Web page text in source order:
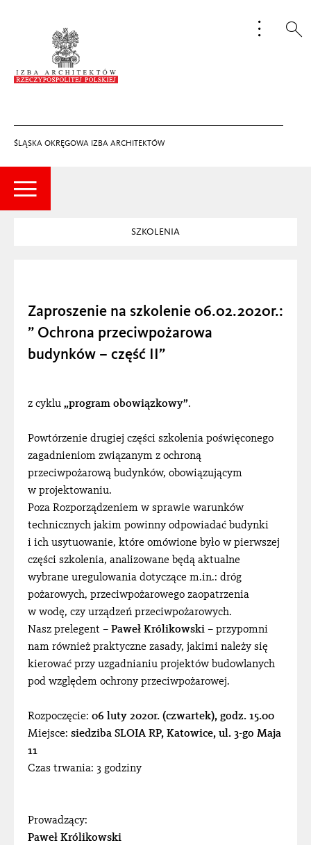
ŚLĄSKA OKRĘGOWA IZBA ARCHITEKTÓW
SZKOLENIA
Zaproszenie na szkolenie 06.02.2020r.:
” Ochrona przeciwpożarowa
budynków – część II”
z cyklu „program obowiązkowy”.
Powtórzenie drugiej części szkolenia poświęconego
zagadnieniom związanym z ochroną
przeciwpożarową budynków, obowiązującym
w projektowaniu.
Poza Rozporządzeniem w sprawie warunków
technicznych jakim powinny odpowiadać budynki
i ich usytuowanie, które omówione było w pierwszej
części szkolenia, analizowane będą aktualne
wybrane uregulowania dotyczące m.in.: dróg
pożarowych, przeciwpożarowego zaopatrzenia
w wodę, czy urządzeń przeciwpożarowych.
Nasz prelegent – Paweł Królikowski – przypomni
nam również praktyczne zasady, jakimi należy się
kierować przy uzgadnianiu projektów budowlanych
pod względem ochrony przeciwpożarowej.
Rozpoczęcie: 06 luty 2020r. (czwartek), godz. 15.00
Miejsce: siedziba SLOIA RP, Katowice, ul. 3-go Maja
11
Czas trwania: 3 godziny
Prowadzący:
Paweł Królikowski